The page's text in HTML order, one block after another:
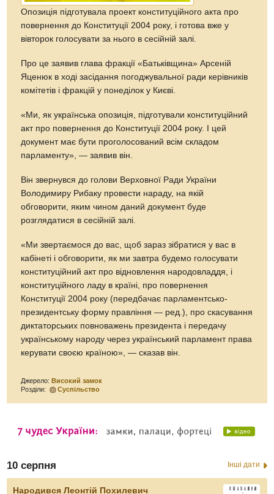
Опозиція підготувала проект конституційного акта про
повернення до Конституції 2004 року, і готова вже у
вівторок голосувати за нього в сесійній залі.
Про це заявив глава фракції «Батьківщина» Арсеній
Яценюк в ході засідання погоджувальної ради керівників
комітетів і фракцій у понеділок у Києві.
«Ми, як українська опозиція, підготували конституційний
акт про повернення до Конституції 2004 року. І цей
документ має бути проголосований всім складом
парламенту», — заявив він.
Він звернувся до голови Верховної Ради України
Володимиру Рибаку провести нараду, на якій
обговорити, яким чином даний документ буде
розглядатися в сесійній залі.
«Ми звертаємося до вас, щоб зараз зібратися у вас в
кабінеті і обговорити, як ми завтра будемо голосувати
конституційний акт про відновлення народовладдя, і
конституційного ладу в країні, про повернення
Конституції 2004 року (передбачає парламентсько-
президентську форму правління — ред.), про скасування
диктаторських повноважень президента і передачу
українському народу через український парламент права
керувати своєю країною», — сказав він.
Джерело:Високий замок
Розділи:
Суспільство
10 серпня Інші дати
Народився Леонтій Похилевич